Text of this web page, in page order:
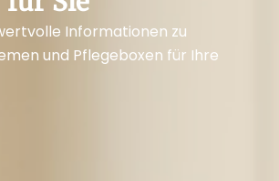
Informationen zu
und Pflegeboxen für Ihre